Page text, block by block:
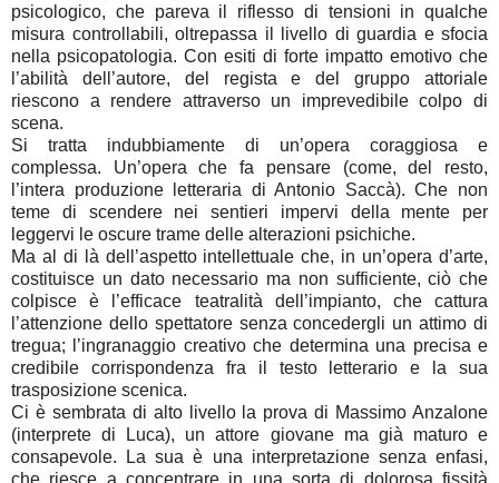
psicologico, che pareva il riflesso di tensioni in qualche
misura controllabili, oltrepassa il livello di guardia e sfocia
nella psicopatologia. Con esiti di forte impatto emotivo che
l’abilità dell’autore, del regista e del gruppo attoriale
riescono a rendere attraverso un imprevedibile colpo di
scena.
Si tratta indubbiamente di un’opera coraggiosa e
complessa. Un’opera che fa pensare (come, del resto,
l’intera produzione letteraria di Antonio Saccà). Che non
teme di scendere nei sentieri impervi della mente per
leggervi le oscure trame delle alterazioni psichiche.
Ma al di là dell’aspetto intellettuale che, in un’opera d’arte,
costituisce un dato necessario ma non sufficiente, ciò che
colpisce è l’efficace teatralità dell’impianto, che cattura
l’attenzione dello spettatore senza concedergli un attimo di
tregua; l’ingranaggio creativo che determina una precisa e
credibile corrispondenza fra il testo letterario e la sua
trasposizione scenica.
Ci è sembrata di alto livello la prova di Massimo Anzalone
(interprete di Luca), un attore giovane ma già maturo e
consapevole. La sua è una interpretazione senza enfasi,
che riesce a concentrare in una sorta di dolorosa fissità